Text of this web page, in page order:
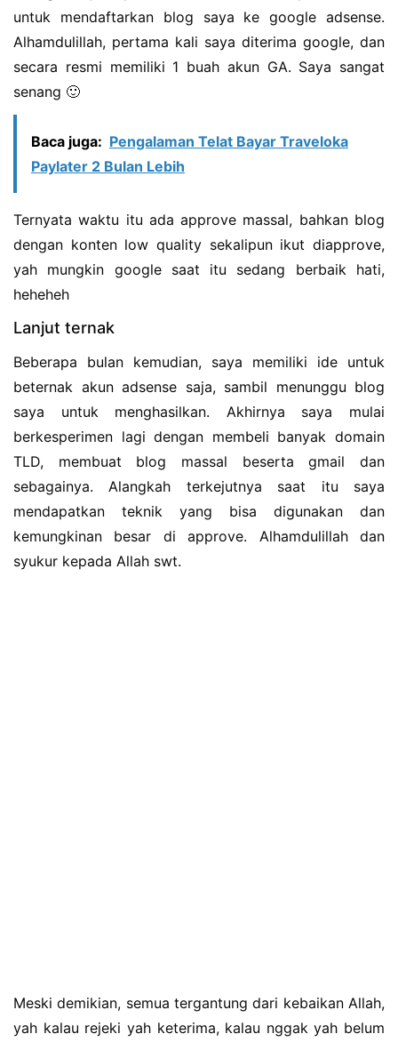
untuk mendaftarkan blog saya ke google adsense.
Alhamdulillah, pertama kali saya diterima google, dan
secara resmi memiliki 1 buah akun GA. Saya sangat
senang 🙂
Baca juga: Pengalaman Telat Bayar Traveloka
Paylater 2 Bulan Lebih
Ternyata waktu itu ada approve massal, bahkan blog
dengan konten low quality sekalipun ikut diapprove,
yah mungkin google saat itu sedang berbaik hati,
heheheh
Lanjut ternak
Beberapa bulan kemudian, saya memiliki ide untuk
beternak akun adsense saja, sambil menunggu blog
saya untuk menghasilkan. Akhirnya saya mulai
berkesperimen lagi dengan membeli banyak domain
TLD, membuat blog massal beserta gmail dan
sebagainya. Alangkah terkejutnya saat itu saya
mendapatkan teknik yang bisa digunakan dan
kemungkinan besar di approve. Alhamdulillah dan
syukur kepada Allah swt.
Meski demikian, semua tergantung dari kebaikan Allah,
yah kalau rejeki yah keterima, kalau nggak yah belum